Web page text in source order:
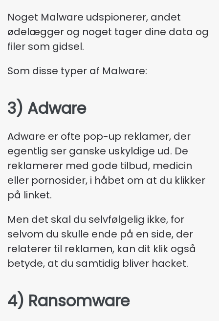
Noget Malware udspionerer, andet
ødelægger og noget tager dine data og
filer som gidsel.
Som disse typer af Malware:
3) Adware
Adware er ofte pop-up reklamer, der
egentlig ser ganske uskyldige ud. De
reklamerer med gode tilbud, medicin
eller pornosider, i håbet om at du klikker
på linket.
Men det skal du selvfølgelig ikke, for
selvom du skulle ende på en side, der
relaterer til reklamen, kan dit klik også
betyde, at du samtidig bliver hacket.
4) Ransomware